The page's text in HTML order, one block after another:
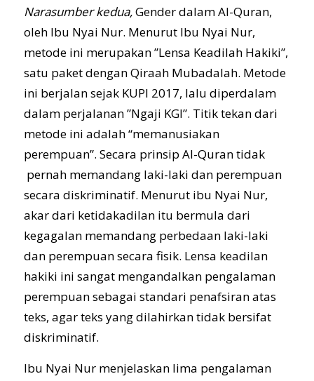
Narasumber kedua,Gender dalam Al-Quran,
oleh Ibu Nyai Nur. Menurut Ibu Nyai Nur,
metode ini merupakan ”Lensa Keadilah Hakiki”,
satu paket dengan Qiraah Mubadalah. Metode
ini berjalan sejak KUPI 2017, lalu diperdalam
dalam perjalanan ”Ngaji KGI”. Titik tekan dari
metode ini adalah “memanusiakan
perempuan”. Secara prinsip Al-Quran tidak
pernah memandang laki-laki dan perempuan
secara diskriminatif. Menurut ibu Nyai Nur,
akar dari ketidakadilan itu bermula dari
kegagalan memandang perbedaan laki-laki
dan perempuan secara fisik. Lensa keadilan
hakiki ini sangat mengandalkan pengalaman
perempuan sebagai standari penafsiran atas
teks, agar teks yang dilahirkan tidak bersifat
diskriminatif.
Ibu Nyai Nur menjelaskan lima pengalaman